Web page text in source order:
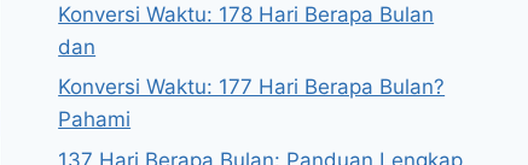
Konversi Waktu: 178 Hari Berapa Bulan
dan
Konversi Waktu: 177 Hari Berapa Bulan?
Pahami